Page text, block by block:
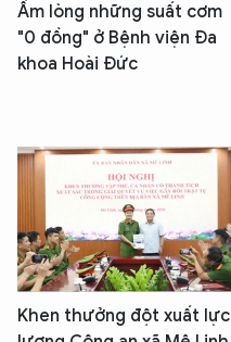
Ấm lòng những suất cơm
"0 đồng" ở Bệnh viện Đa
khoa Hoài Đức
Khen thưởng đột xuất lực